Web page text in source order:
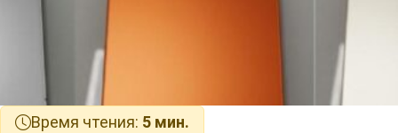
Время чтения: 5 мин.